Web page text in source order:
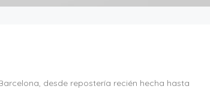
​​desde repostería recién hecha hasta